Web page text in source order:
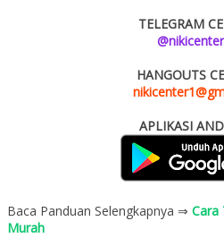
TELEGRAM
HANGOUTS
APLIKASI
Baca Panduan Selengkapnya ⇒ Cara
Murah